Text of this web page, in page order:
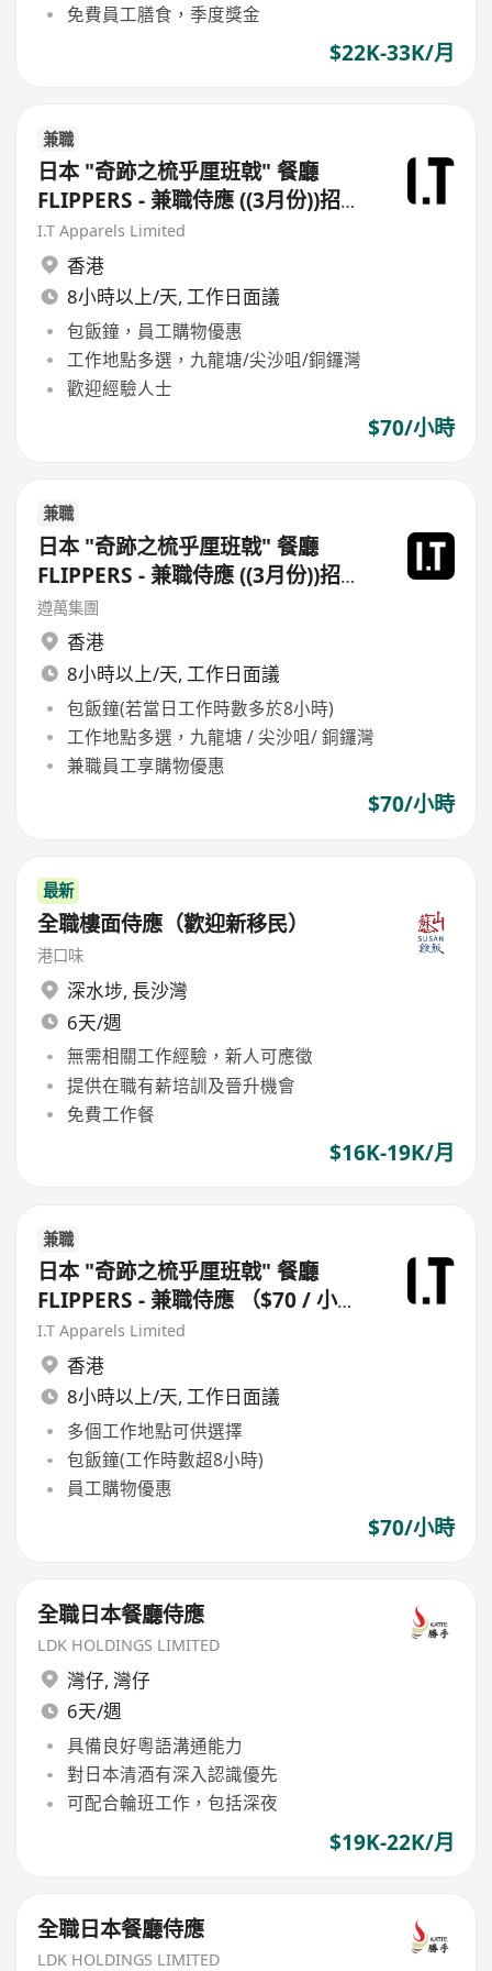
免費員工膳食，季度獎金
$22K-33K/月
兼職
日本 "奇跡之梳乎厘班戟" 餐廳
FLIPPERS - 兼職侍應 ((3月份))招聘
日 - 銅鑼灣
I.T Apparels Limited
香港
8小時以上/天, 工作日面議
包飯鐘，員工購物優惠
工作地點多選，九龍塘/尖沙咀/銅鑼灣
歡迎經驗人士
$70/小時
兼職
日本 "奇跡之梳乎厘班戟" 餐廳
FLIPPERS - 兼職侍應 ((3月份))招聘
日 - 銅鑼灣
遵萬集團
香港
8小時以上/天, 工作日面議
包飯鐘(若當日工作時數多於8小時)
工作地點多選，九龍塘 / 尖沙咀/ 銅鑼灣
兼職員工享購物優惠
$70/小時
最新
全職樓面侍應（歡迎新移民）
港口味
深水埗, 長沙灣
6天/週
無需相關工作經驗，新人可應徵
提供在職有薪培訓及晉升機會
免費工作餐
$16K-19K/月
兼職
日本 "奇跡之梳乎厘班戟" 餐廳
FLIPPERS - 兼職侍應 （$70 / 小
時）
I.T Apparels Limited
香港
8小時以上/天, 工作日面議
多個工作地點可供選擇
包飯鐘(工作時數超8小時)
員工購物優惠
$70/小時
全職日本餐廳侍應
LDK HOLDINGS LIMITED
灣仔, 灣仔
6天/週
具備良好粵語溝通能力
對日本清酒有深入認識優先
可配合輪班工作，包括深夜
$19K-22K/月
全職日本餐廳侍應
LDK HOLDINGS LIMITED